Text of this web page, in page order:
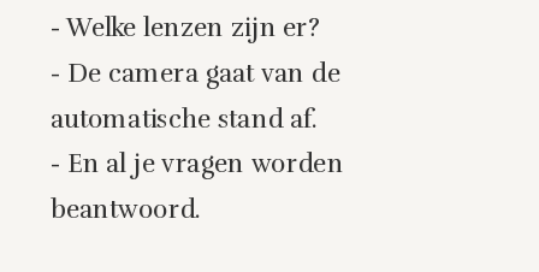
- Welke lenzen zijn er?
- De camera gaat van de
automatische stand af.
- En al je vragen worden
beantwoord.